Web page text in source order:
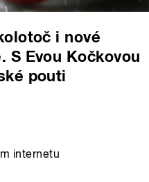
i nové
S Evou Kočkovou
pouti
internetu